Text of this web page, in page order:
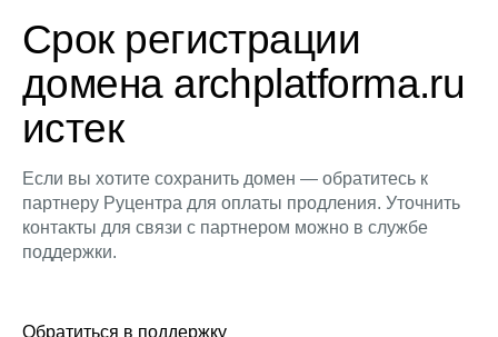
Срок регистрации
домена archplatforma.ru
истек
Если вы хотите сохранить домен — обратитесь к
партнеру Руцентра для оплаты продления. Уточнить
контакты для связи с партнером можно в службе
поддержки.
Обратиться в поддержку